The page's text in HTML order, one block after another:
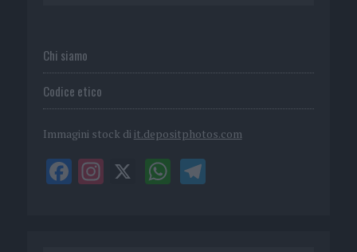
Chi siamo
Codice etico
Immagini stock di it.depositphotos.com